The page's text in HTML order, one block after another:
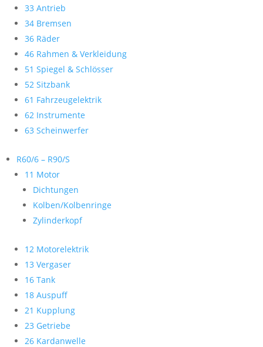
33 Antrieb
34 Bremsen
36 Räder
46 Rahmen & Verkleidung
51 Spiegel & Schlösser
52 Sitzbank
61 Fahrzeugelektrik
62 Instrumente
63 Scheinwerfer
R60/6 – R90/S
11 Motor
Dichtungen
Kolben/Kolbenringe
Zylinderkopf
12 Motorelektrik
13 Vergaser
16 Tank
18 Auspuff
21 Kupplung
23 Getriebe
26 Kardanwelle